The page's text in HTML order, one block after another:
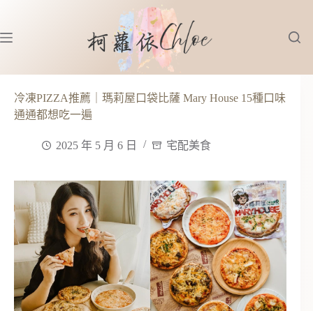
主
內
冷凍PIZZA推薦｜瑪莉屋口袋比薩 Mary House 15種口味
通通都想吃一遍
2025 年 5 月 6 日 宅配美食